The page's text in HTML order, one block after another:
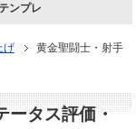
ンプレ
げ
黄金聖闘士・射手
ータス評価・